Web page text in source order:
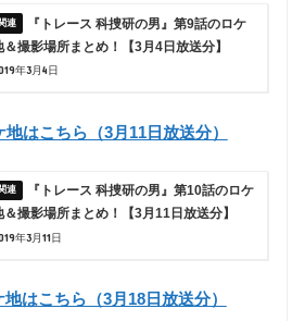
『トレース 科捜研の男』第9話のロケ
＆撮影場所まとめ！【3月4日放送分】
年3月4日
地はこちら（3月11日放送分）
『トレース 科捜研の男』第10話のロケ
＆撮影場所まとめ！【3月11日放送分】
年3月11日
地はこちら（3月18日放送分）